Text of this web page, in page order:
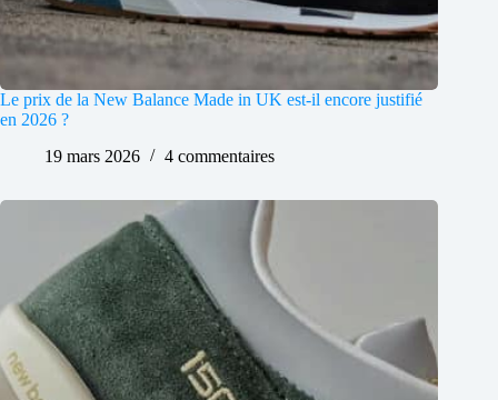
Le prix de la New Balance Made in UK est-il encore justifié
en 2026 ?
19 mars 2026
4 commentaires